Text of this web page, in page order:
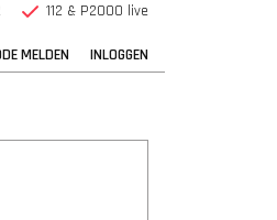
MELDEN INLOGGEN
112 & P2000 live